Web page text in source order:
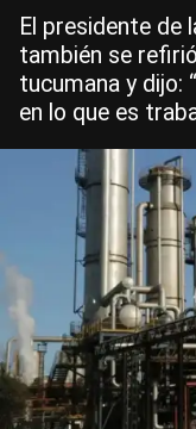
El presidente de
también se
tucumana y dijo:
en lo que es